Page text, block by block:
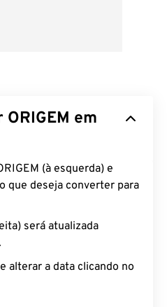
em
(à esquerda) e
que deseja converter para
será atualizada
alterar a data clicando no